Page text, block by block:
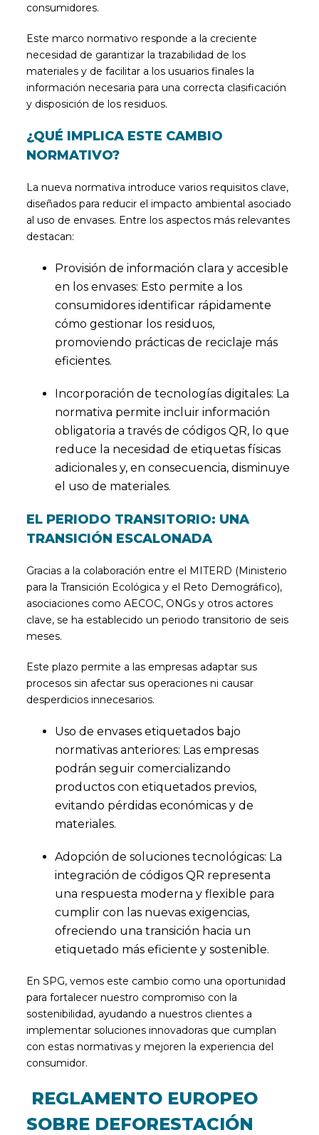
consumidores.
Este marco normativo responde a la creciente
necesidad de garantizar la trazabilidad de los
materiales y de facilitar a los usuarios finales la
información necesaria para una correcta clasificación
y disposición de los residuos.
¿QUÉ IMPLICA ESTE CAMBIO
NORMATIVO?
La nueva normativa introduce varios requisitos clave,
diseñados para reducir el impacto ambiental asociado
al uso de envases. Entre los aspectos más relevantes
destacan:
Provisión de información clara y accesible
en los envases: Esto permite a los
consumidores identificar rápidamente
cómo gestionar los residuos,
promoviendo prácticas de reciclaje más
eficientes.
Incorporación de tecnologías digitales: La
normativa permite incluir información
obligatoria a través de códigos QR, lo que
reduce la necesidad de etiquetas físicas
adicionales y, en consecuencia, disminuye
el uso de materiales.
EL PERIODO TRANSITORIO: UNA
TRANSICIÓN ESCALONADA
Gracias a la colaboración entre el MITERD (Ministerio
para la Transición Ecológica y el Reto Demográfico),
asociaciones como AECOC, ONGs y otros actores
clave, se ha establecido un periodo transitorio de seis
meses.
Este plazo permite a las empresas adaptar sus
procesos sin afectar sus operaciones ni causar
desperdicios innecesarios.
Uso de envases etiquetados bajo
normativas anteriores: Las empresas
podrán seguir comercializando
productos con etiquetados previos,
evitando pérdidas económicas y de
materiales.
Adopción de soluciones tecnológicas: La
integración de códigos QR representa
una respuesta moderna y flexible para
cumplir con las nuevas exigencias,
ofreciendo una transición hacia un
etiquetado más eficiente y sostenible.
En SPG, vemos este cambio como una oportunidad
para fortalecer nuestro compromiso con la
sostenibilidad, ayudando a nuestros clientes a
implementar soluciones innovadoras que cumplan
con estas normativas y mejoren la experiencia del
consumidor.
REGLAMENTO EUROPEO
SOBRE DEFORESTACIÓN